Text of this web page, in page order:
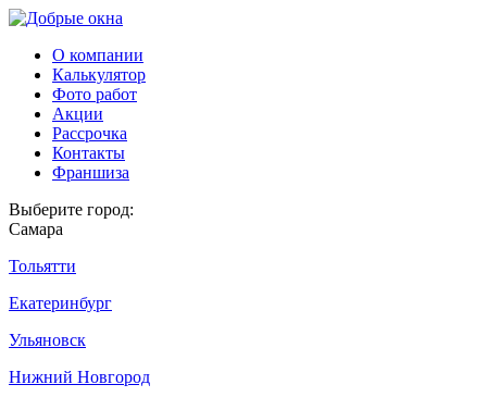
О компании
Калькулятор
Фото работ
Акции
Рассрочка
Контакты
Франшиза
Выберите город:
Самара
Тольятти
Екатеринбург
Ульяновск
Нижний Новгород